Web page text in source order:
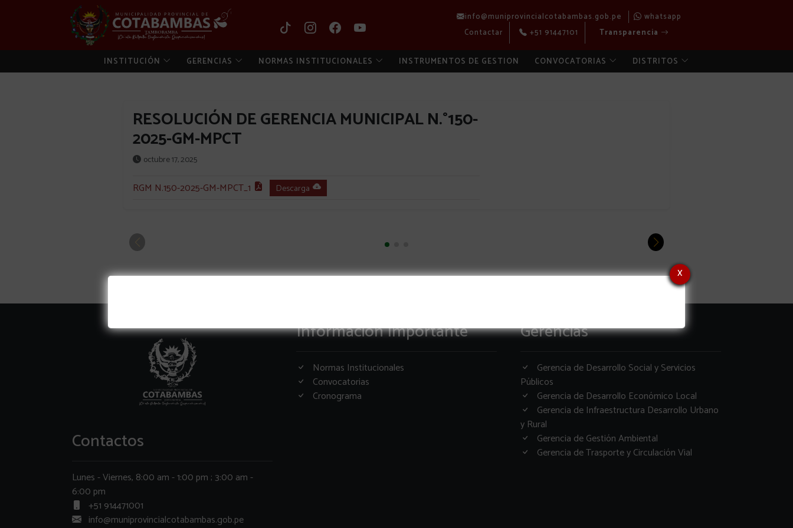
info@muniprovincialcotabambas.gob.pe
whatsapp
Contactar
+51 91447101 Transparencia
INSTITUCIÓN GERENCIAS NORMAS INSTITUCIONALES INSTRUMENTOS DE GESTION CONVOCATORIAS DISTRITOS
RESOLUCIÓN DE GERENCIA MUNICIPAL N.°150-
2025-GM-MPCT
octubre 17, 2025
RGM N.150-2025-GM-MPCT_1 Descarga
x
Contactos
Lunes - Viernes, 8:00 am - 1:00 pm ; 3:00 am -
6:00 pm
+51 914471001
info@muniprovincialcotabambas.gob.pe
Informacion Importante
Normas Institucionales
Convocatorias
Cronograma
Gerencias
Gerencia de Desarrollo Social y Servicios
Públicos
Gerencia de Desarrollo Económico Local
Gerencia de Infraestructura Desarrollo Urbano
y Rural
Gerencia de Gestión Ambiental
Gerencia de Trasporte y Circulación Vial